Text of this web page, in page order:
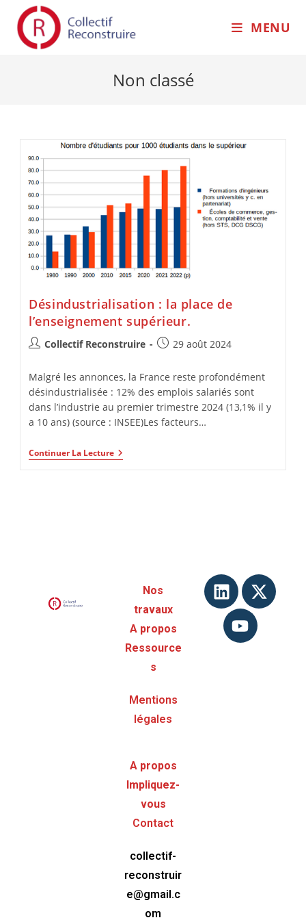
MENU
Non classé
Désindustrialisation : la place de
l’enseignement supérieur.
Collectif Reconstruire 29 août 2024
Malgré les annonces, la France reste profondément
désindustrialisée : 12% des emplois salariés sont
dans l’industrie au premier trimestre 2024 (13,1% il y
a 10 ans) (source : INSEE)Les facteurs…
Continuer La Lecture
Nos
travaux
A propos
Ressource
s
Mentions
légales
A propos
Impliquez-
vous
Contact
collectif-
reconstruir
e@gmail.c
om